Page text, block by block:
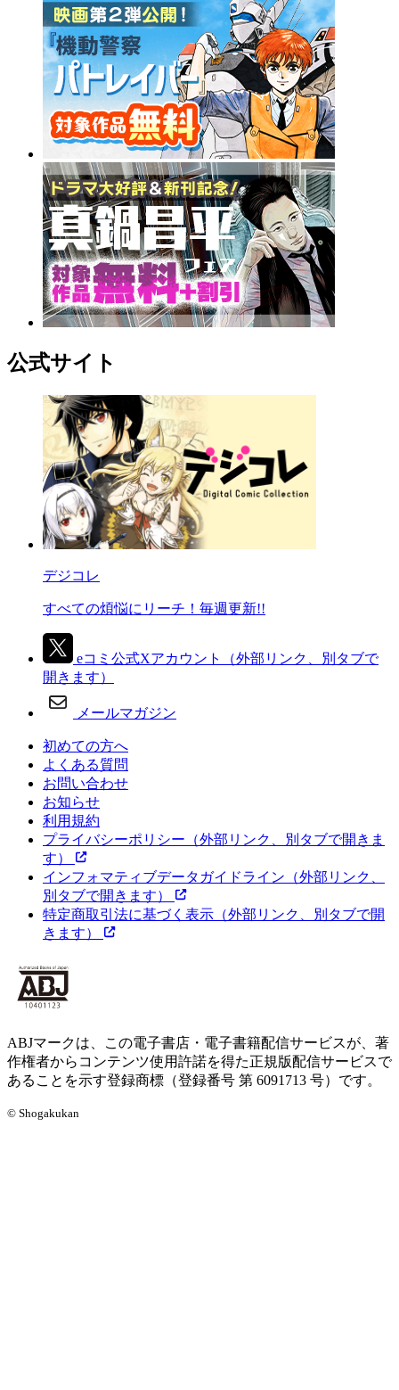
公式サイト
デジコレ
すべての煩悩にリーチ！毎週更新!!
eコミ公式Xアカウント
（外部リンク、別タブで
開きます）
メールマガジン
初めての方へ
よくある質問
お問い合わせ
お知らせ
利用規約
プライバシーポリシー （外部リンク、別タブで開きま
す）
インフォマティブデータガイドライン （外部リンク、
別タブで開きます）
特定商取引法に基づく表示 （外部リンク、別タブで開
きます）
ABJマークは、この電子書店・電子書籍配信サービスが、著
作権者からコンテンツ使用許諾を得た正規版配信サービスで
あることを示す登録商標（登録番号 第 6091713 号）です。
© Shogakukan